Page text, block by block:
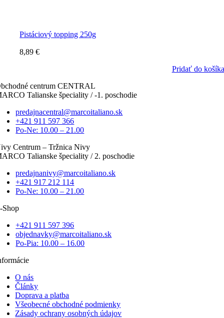
Pistáciový topping 250g
8,89€
Pridať do košíka
centrum CENTRAL
Talianske špeciality / -1. poschodie
predajnacentral@marcoitaliano.sk
+421 911 597 366
Po-Ne: 10.00 – 21.00
Centrum – Tržnica Nivy
Talianske špeciality / 2. poschodie
predajnanivy@marcoitaliano.sk
+421 917 212 114
Po-Ne: 10.00 – 21.00
Shop
+421 911 597 396
objednavky@marcoitaliano.sk
Po-Pia: 10.00 – 16.00
O nás
Články
Doprava a platba
Všeobecné obchodné podmienky
Zásady ochrany osobných údajov